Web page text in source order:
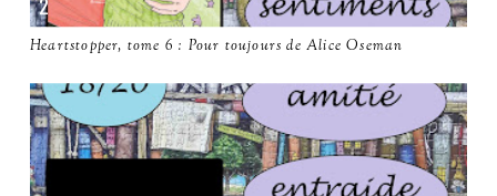
Heartstopper, tome 6 : Pour toujours de Alice Oseman